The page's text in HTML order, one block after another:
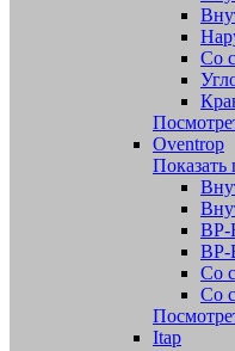
Со
Oventrop
Показать
ВР-
ВР-
Со
Со
Itap